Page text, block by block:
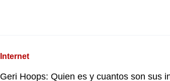
Internet
Geri Hoops: Quien es y cuantos son sus